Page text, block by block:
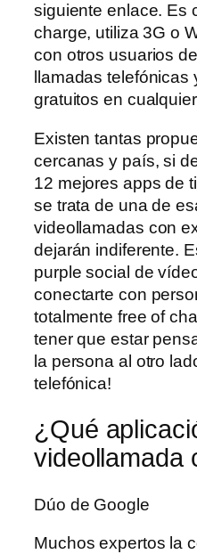
siguiente enlace. Es
charge, utiliza 3G o
con otros usuarios
llamadas
gratuitos en
Existen tantas
cercanas y país, si
12 mejores apps de
se trata de una de
videollamadas con
dejarán indiferente.
purple social de
conectarte con
totalmente free of
tener que estar
la persona al otro
telefónica!
¿Qué
videollamada
Dúo de Google
Muchos expertos la